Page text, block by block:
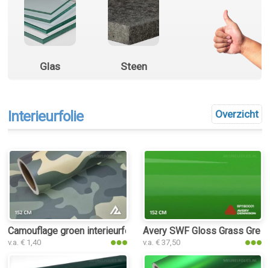
Glas Steen
Overzicht
Interieurfolie
Camouflage groen interieurfolie
v.a. € 1,40
Avery SWF Gloss Grass
v.a. € 37,50